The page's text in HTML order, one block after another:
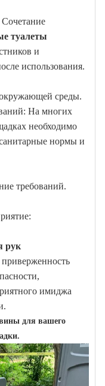
туалеты
и
использования.
окружающей среды.
На многих
необходимо
нормы и
требований.
рук
имиджа
для вашего